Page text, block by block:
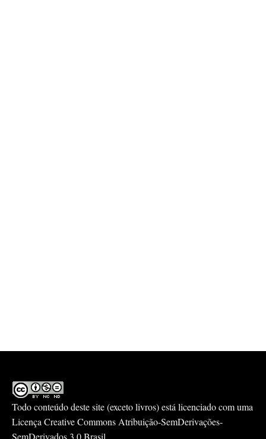
Todo conteúdo deste site (exceto livros) está licenciado com uma
LicençaCreative Commons Atribuição-SemDerivações-
SemDerivados 3.0 Brasil